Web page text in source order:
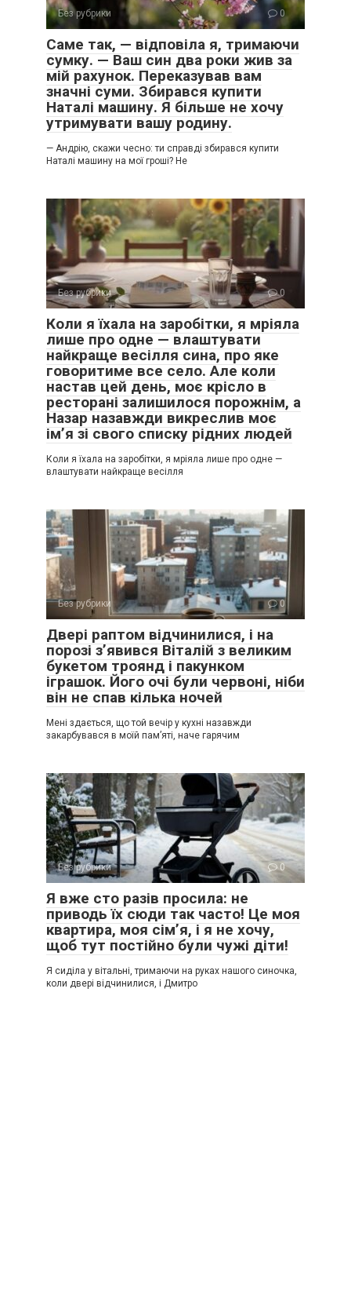
Без рубрики 0
Саме так, — відповіла я, тримаючи
сумку. — Ваш син два роки жив за
мій рахунок. Переказував вам
значні суми. Збирався купити
Наталі машину. Я більше не хочу
утримувати вашу родину.
— Андрію, скажи чесно: ти справді збирався купити
Наталі машину на мої гроші? Не
Без рубрики 0
Коли я їхала на заробітки, я мріяла
лише про одне — влаштувати
найкраще весілля сина, про яке
говоритиме все село. Але коли
настав цей день, моє крісло в
ресторані залишилося порожнім, а
Назар назавжди викреслив моє
ім’я зі свого списку рідних людей
Коли я їхала на заробітки, я мріяла лише про одне —
влаштувати найкраще весілля
Без рубрики 0
Двері раптом відчинилися, і на
порозі з’явився Віталій з великим
букетом троянд і пакунком
іграшок. Його очі були червоні, ніби
він не спав кілька ночей
Мені здається, що той вечір у кухні назавжди
закарбувався в моїй пам’яті, наче гарячим
Без рубрики 0
Я вже сто разів просила: не
приводь їх сюди так часто! Це моя
квартира, моя сім’я, і я не хочу,
щоб тут постійно були чужі діти!
Я сиділа у вітальні, тримаючи на руках нашого синочка,
коли двері відчинилися, і Дмитро